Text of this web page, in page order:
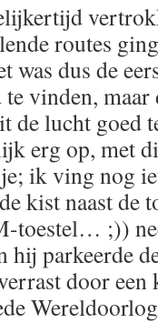
routes
was dus de
vinden,
de lucht goed
erg op, met
ik ving nog
kist naast de
toestel… ;))
parkeerde
door